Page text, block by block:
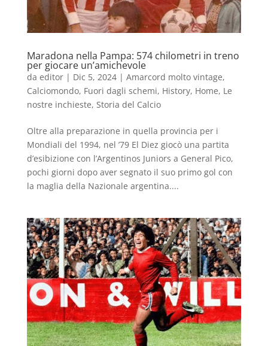
Maradona nella Pampa: 574 chilometri in treno
per giocare un’amichevole
da editor| Dic 5, 2024| Amarcord molto vintage,
Calciomondo, Fuori dagli schemi, History, Home, Le
nostre inchieste, Storia del Calcio
Oltre alla preparazione in quella provincia per i
Mondiali del 1994, nel ’79 El Diez giocò una partita
d’esibizione con l’Argentinos Juniors a General Pico,
pochi giorni dopo aver segnato il suo primo gol con
la maglia della Nazionale argentina....